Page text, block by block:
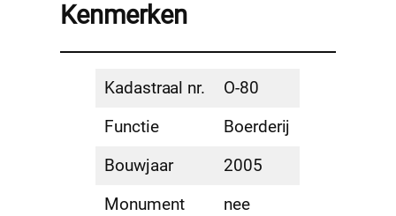
Kenmerken
Kadastraal nr.
O-80
Functie
Boerderij
Bouwjaar
2005
Monument
nee